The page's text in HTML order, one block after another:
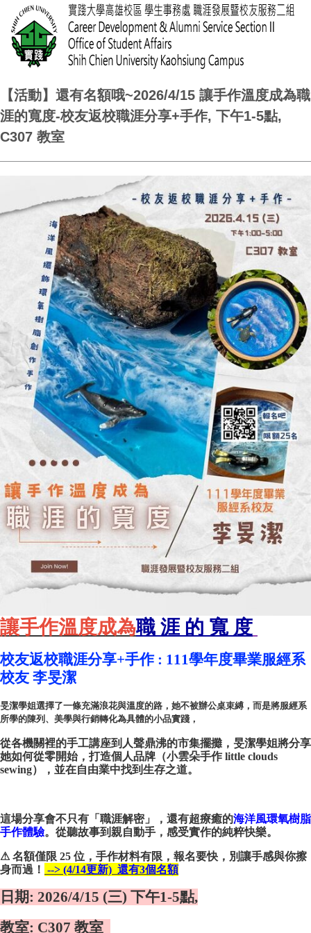
【活動】還有名額哦~2026/4/15 讓手作溫度成為職
涯的寬度-校友返校職涯分享+手作, 下午1-5點,
C307 教室
讓手作溫度成為職 涯 的 寬 度
校友返校職涯分享+手作 : 111學年度畢業服經系
校友 李旻潔
旻潔學姐選擇了一條充滿浪花與溫度的路，她不被辦公桌束縛，而是將服經系
所學的陳列、美學與行銷轉化為具體的小品實踐，
從各機關裡的手工講座到人聲鼎沸的市集擺攤 ，旻潔學姐將分享
她如何從零開始，打造個人品牌 （小雲朵手作 little clouds
sewing）
，並在自由業中找到生存之道。
這場分享會不只有「職涯解密」，還有超療癒的海洋風環氧樹脂
手作體驗。從聽故事到親自動手，感受實作的純粹快樂。
⚠名額僅限 25 位 ，手作材料有限，報名要快，別讓手感與你擦
身而過！ --> (4/14更新) 還有3個名額
日期: 2026/4/15 (三) 下午1-5點,
教室: C307 教室